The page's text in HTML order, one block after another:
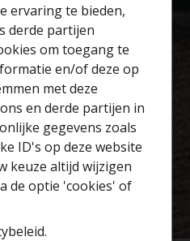
ervaring te bieden,
derde partijen
om toegang te
en/of deze op
met deze
en derde partijen in
gegevens zoals
ID's op deze website
keuze altijd wijzigen
de optie 'cookies' of
.
naar de
je huis?